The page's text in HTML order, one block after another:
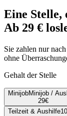
Eine Stelle,
Ab 29 €
Sie zahlen nur
ohne
Gehalt der Stelle
MinijobMinijob /
29€
Teilzeit & Aushilfe